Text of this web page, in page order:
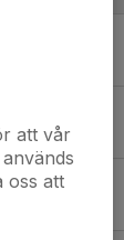
att vår
oss att